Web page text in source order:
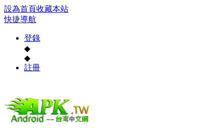
設為首頁收藏本站
快捷導航
登錄
◆
◆
註冊